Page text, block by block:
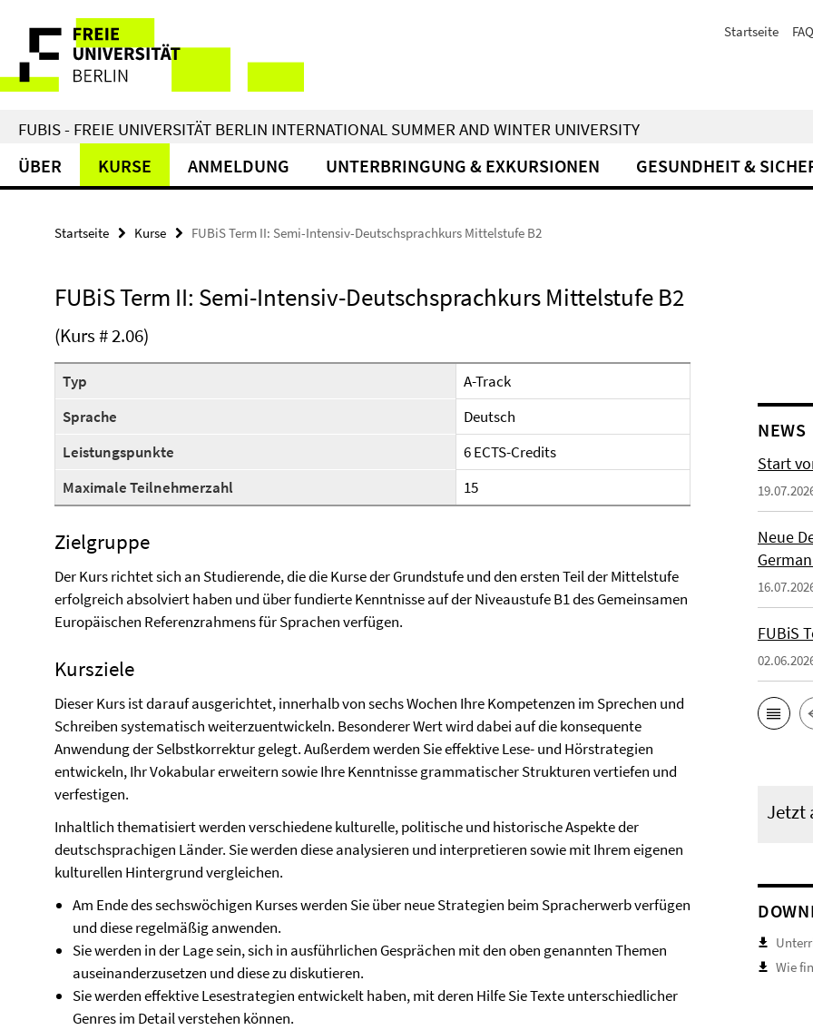
direkt
Inhalt
Service-
Navigation
Startseite FAQ
FUBIS - FREIE UNIVERSITÄT BERLIN INTERNATIONAL SUMMER AND WINTER UNIVERSITY
ÜBER KURSE ANMELDUNG UNTERBRINGUNG & EXKURSIONEN GESUNDHEIT &
Startseite Kurse FUBiS Term II: Semi-Intensiv-Deutschsprachkurs Mittelstufe B2
FUBiS Term II: Semi-Intensiv-Deutschsprachkurs Mittelstufe B2
(Kurs # 2.06)
Typ
A-Track
Sprache
Deutsch
Leistungspunkte
6 ECTS-Credits
Maximale Teilnehmerzahl
15
Zielgruppe
Der Kurs richtet sich an Studierende, die die Kurse der Grundstufe und den ersten Teil der Mittelstufe
erfolgreich absolviert haben und über fundierte Kenntnisse auf der Niveaustufe B1 des Gemeinsamen
Europäischen Referenzrahmens für Sprachen verfügen.
Kursziele
Dieser Kurs ist darauf ausgerichtet, innerhalb von sechs Wochen Ihre Kompetenzen im Sprechen und
Schreiben systematisch weiterzuentwickeln. Besonderer Wert wird dabei auf die konsequente
Anwendung der Selbstkorrektur gelegt. Außerdem werden Sie effektive Lese- und Hörstrategien
entwickeln, Ihr Vokabular erweitern sowie Ihre Kenntnisse grammatischer Strukturen vertiefen und
verfestigen.
Inhaltlich thematisiert werden verschiedene kulturelle, politische und historische Aspekte der
deutschsprachigen Länder. Sie werden diese analysieren und interpretieren sowie mit Ihrem eigenen
kulturellen Hintergrund vergleichen.
Am Ende des sechswöchigen Kurses werden Sie über neue Strategien beim Spracherwerb verfügen
und diese regelmäßig anwenden.
Sie werden in der Lage sein, sich in ausführlichen Gesprächen mit den oben genannten Themen
auseinanderzusetzen und diese zu diskutieren.
Sie werden effektive Lesestrategien entwickelt haben, mit deren Hilfe Sie Texte unterschiedlicher
Genres im Detail verstehen können.
NEWS
Start
Neue
FUBiS
Jetzt
Wie